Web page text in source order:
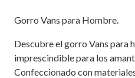
Gorro Vans para Hombre.
Descubre el gorro Vans para
imprescindible para los
Confeccionado con